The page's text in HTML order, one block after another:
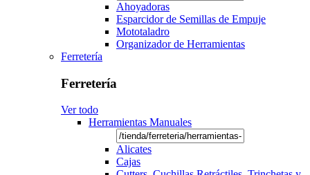
Ahoyadoras
Esparcidor de Semillas de Empuje
Mototaladro
Organizador de Herramientas
Ferretería
Ferretería
Ver todo
Herramientas Manuales
Alicates
Cajas